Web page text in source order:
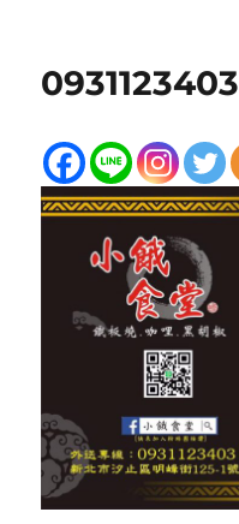
0931123403